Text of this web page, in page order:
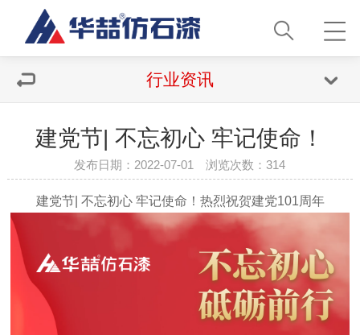
行业资讯
建党节| 不忘初心 牢记使命！
发布日期：2022-07-01 浏览次数：314
建党节| 不忘初心 牢记使命！热烈祝贺建党101周年